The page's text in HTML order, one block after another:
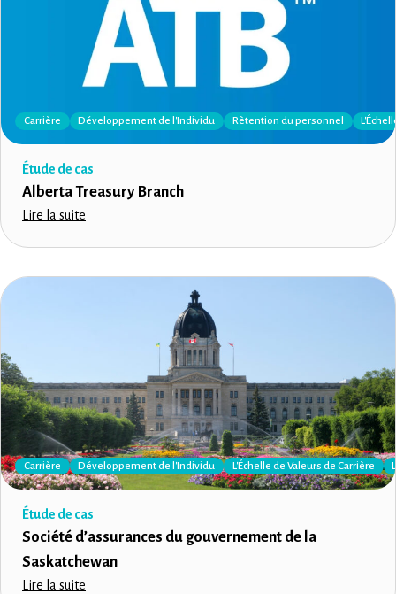
Carrière Développement de l'Individu Rètention du personnel
Étude de cas
Alberta Treasury Branch
Lire la suite
Carrière Développement de l'Individu L'Échelle de Valeurs de Carrière
Étude de cas
Société d’assurances du gouvernement de la
Saskatchewan
Lire la suite